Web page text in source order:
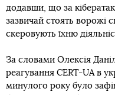
додавши, що за
зазвичай стоять ворожі
скеровують їхню
За словами Олексія
реагування СЕRТ-UА в
минулого року було